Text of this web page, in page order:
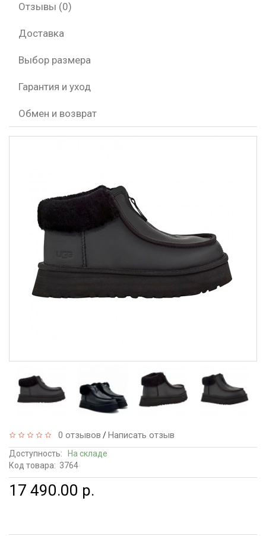
Отзывы (0)
Доставка
Выбор размера
Гарантия и уход
Обмен и возврат
0 отзывов /Написать отзыв
Доступность:
На складе
Код товара: 3764
17 490.00 р.